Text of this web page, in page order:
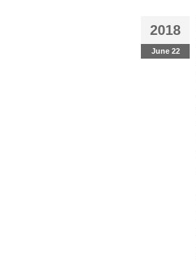
2018
June 22